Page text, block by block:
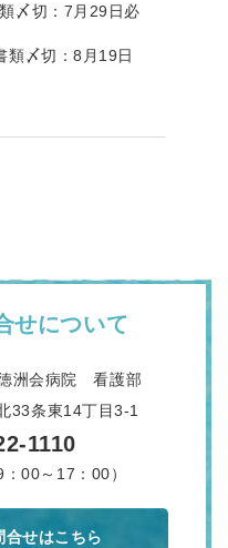
〆切：7月29日必
〆切：8月19日
せについて
洲会病院 看護部
33条東14丁目3-1
1110
：00～17：00）
せはこちら